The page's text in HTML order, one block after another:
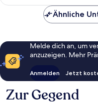
Ähnliche
Melde dich an, um
anzuzeigen. Mehr
Anmelden Jetzt
Zur Gegend